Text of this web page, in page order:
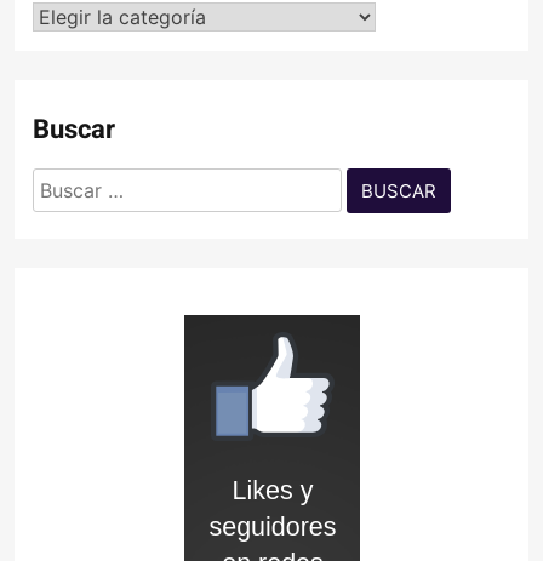
Categorías
Buscar
Buscar: